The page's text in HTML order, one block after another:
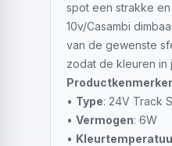
spot een strakke en
10v/Casambi
van de gewenste
zodat de kleuren in
• Type: 24V Track
• Vermogen: 6W
•